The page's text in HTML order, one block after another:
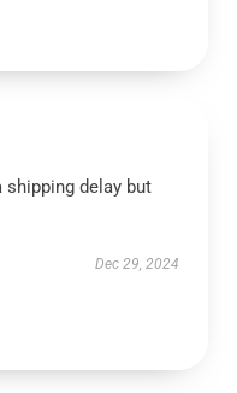
shipping delay but
Dec 29, 2024